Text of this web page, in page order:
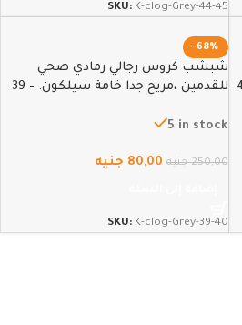
SKU: K-clog-Grey-44-45
للقدمين ،مريح جدا خامة سيلكون. – 40-
-68%
شبشب كروس رجالي رمادي صحي
للقدمين ،مريح جدا خامة سيلكون. – 39-
5 in stock
250,00 جنيه 80,00 جنيه
SKU: K-clog-Grey-39-40